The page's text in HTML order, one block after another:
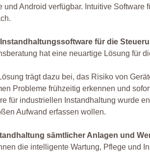
und Android verfügbar. Intuitive
für die
hat eine neuartige Lösung für
trägt dazu bei, das Risiko von
Probleme frühzeitig erkennen und
für industriellen Instandhaltung wurde
Aufwand erfassen wollen.
sämtlicher Anlagen und
die intelligente Wartung, Pflege und